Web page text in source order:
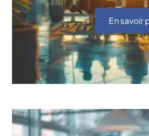
En savoir